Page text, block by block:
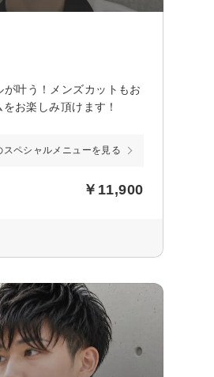
叶う！メンズカットもお
お楽しみ頂けます！
スペシャルメニューを見る
￥11,900